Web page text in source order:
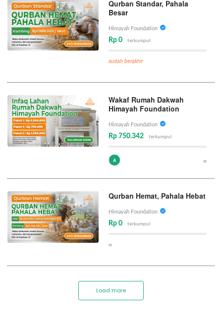
Qurban Standar, Pahala
Besar
Himayah Foundation
Rp 0 terkumpul
sudah berakhir
Wakaf Rumah Dakwah
Himayah Foundation
Himayah Foundation
Rp 750.342 terkumpul
A ∞
Qurban Hemat, Pahala Hebat
Himayah Foundation
Rp 0 terkumpul
∞
Load more